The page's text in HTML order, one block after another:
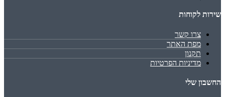
שירות לקוחות
צרו קשר
מפת האתר
תקנון
מדיניות הפרטיות
החשבון שלי